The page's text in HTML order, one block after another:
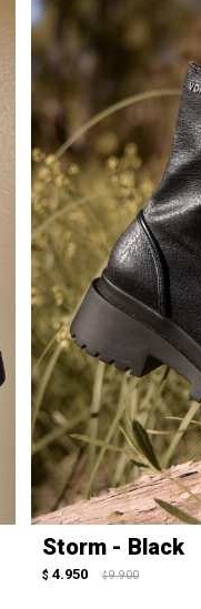
Storm - Black
$ 4.950 $ 9.900